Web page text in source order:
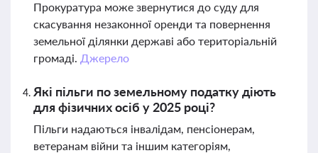
Прокуратура може звернутися до суду для
скасування незаконної оренди та повернення
земельної ділянки державі або територіальній
громаді. Джерело
Які пільги по земельному податку діють
для фізичних осіб у 2025 році?
Пільги надаються інвалідам, пенсіонерам,
ветеранам війни та іншим категоріям,